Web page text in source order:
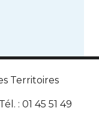
Territoires
: 01 45 51 49